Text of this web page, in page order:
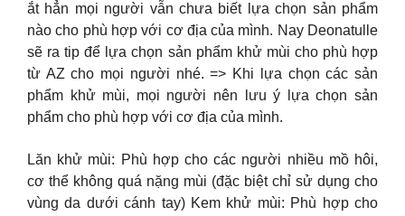
ắt hẳn mọi người vẫn chưa biết lựa chọn sản phẩm
nào cho phù hợp với cơ địa của mình. Nay Deonatulle
sẽ ra tip để lựa chọn sản phẩm khử mùi cho phù hợp
từ AZ cho mọi người nhé. => Khi lựa chọn các sản
phẩm khử mùi, mọi người nên lưu ý lựa chọn sản
phẩm cho phù hợp với cơ địa của mình.
Lăn khử mùi: Phù hợp cho các người nhiều mồ hôi,
cơ thể không quá nặng mùi (đặc biệt chỉ sử dụng cho
vùng da dưới cánh tay) Kem khử mùi: Phù hợp cho